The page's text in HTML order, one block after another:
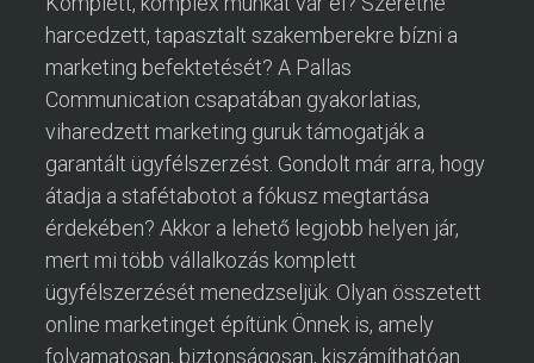
harcedzett, tapasztalt szakemberekre bízni a
marketing befektetését? A Pallas
Communication csapatában gyakorlatias,
viharedzett marketing guruk támogatják a
garantált ügyfélszerzést. Gondolt már arra, hogy
átadja a stafétabotot a fókusz megtartása
érdekében? Akkor a lehető legjobb helyen jár,
mert mi több vállalkozás komplett
ügyfélszerzését menedzseljük. Olyan összetett
online marketinget építünk Önnek is, amely
folyamatosan, biztonságosan, kiszámíthatóan